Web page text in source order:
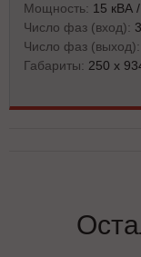
Мощность: 15 кВА
Число фаз (вход): 3
Число фаз (выход):
Габариты: 250 х